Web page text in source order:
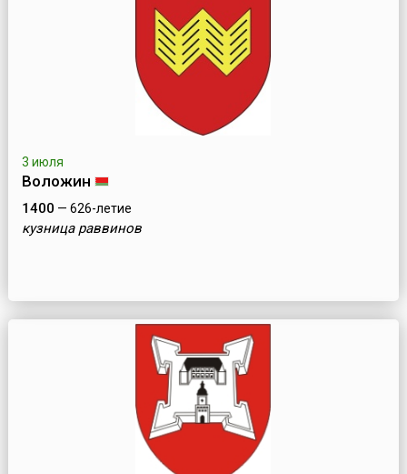
3 июля
Воложин
1400 — 626-летие
кузница раввинов